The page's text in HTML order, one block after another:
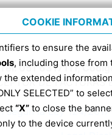
051 6317111,
DE
según la Ley 124/
COOKIE
to ensure the
, including those from
extended
SELECTED” to
“X” to close the
to the device